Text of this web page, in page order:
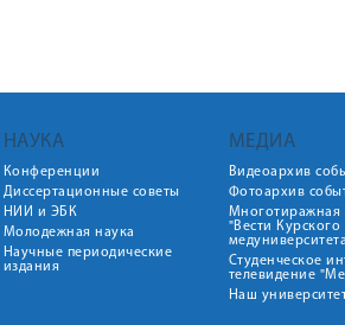
НАУКА
Конференции
Диссертационные советы
НИИ и ЭБК
Молодежная наука
Научные периодические
издания
МЕДИА
Видеоархив
Фотоархив
Многотиражная
"Вести Курского
Студенческое
телевидение
Наш